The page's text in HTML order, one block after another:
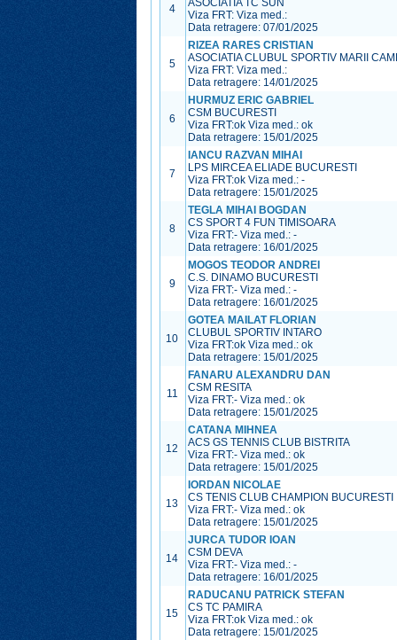
4
ASOCIATIA TC SUN
Viza FRT: Viza med.:
Data retragere: 07/01/2025
5
RIZEA RARES CRISTIAN
ASOCIATIA CLUBUL SPORTIV MARII
Viza FRT: Viza med.:
Data retragere: 14/01/2025
6
HURMUZ ERIC GABRIEL
CSM BUCURESTI
Viza FRT:ok Viza med.:ok
Data retragere: 15/01/2025
7
IANCU RAZVAN MIHAI
LPS MIRCEA ELIADE BUCURESTI
Viza FRT:ok Viza med.:-
Data retragere: 15/01/2025
8
TEGLA MIHAI BOGDAN
CS SPORT 4 FUN TIMISOARA
Viza FRT:- Viza med.:-
Data retragere: 16/01/2025
9
MOGOS TEODOR ANDREI
C.S. DINAMO BUCURESTI
Viza FRT:- Viza med.:-
Data retragere: 16/01/2025
10
GOTEA MAILAT FLORIAN
CLUBUL SPORTIV INTARO
Viza FRT:ok Viza med.:ok
Data retragere: 15/01/2025
11
FANARU ALEXANDRU DAN
CSM RESITA
Viza FRT:- Viza med.:ok
Data retragere: 15/01/2025
12
CATANA MIHNEA
ACS GS TENNIS CLUB BISTRITA
Viza FRT:- Viza med.:ok
Data retragere: 15/01/2025
13
IORDAN NICOLAE
CS TENIS CLUB CHAMPION BUCURESTI
Viza FRT:- Viza med.:ok
Data retragere: 15/01/2025
14
JURCA TUDOR IOAN
CSM DEVA
Viza FRT:- Viza med.:-
Data retragere: 16/01/2025
15
RADUCANU PATRICK STEFAN
CS TC PAMIRA
Viza FRT:ok Viza med.:ok
Data retragere: 15/01/2025